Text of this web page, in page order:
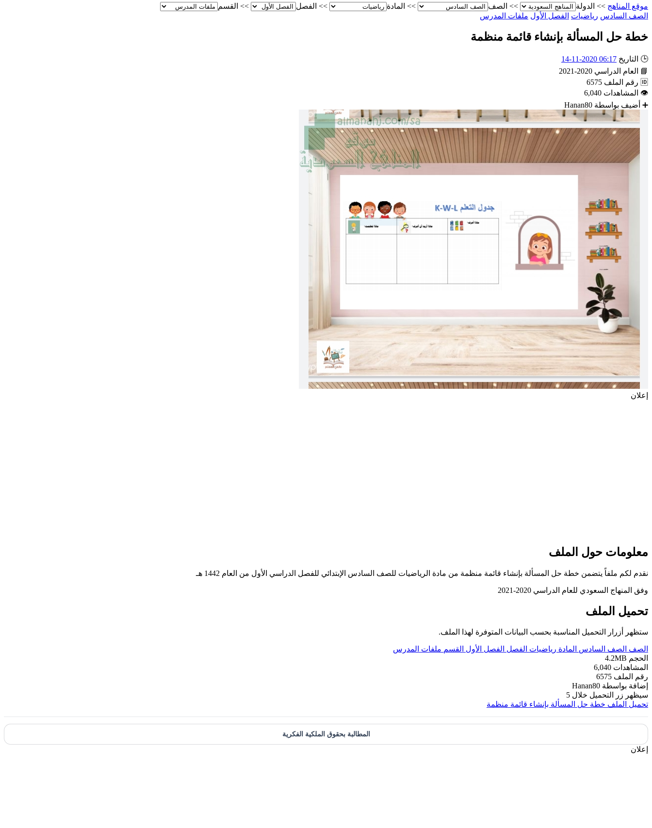
موقع المناهج >> الدولة >> الصف >> المادة >> الفصل >> القسم
الصف السادس رياضيات الفصل الأول ملفات المدرس
خطة حل المسألة بإنشاء قائمة منظمة
🕒 التاريخ 06:17 2020-11-14
📘
العام الدراسي 2020-2021
🆔 رقم الملف 6575
👁 المشاهدات 6,040
➕ أضيف بواسطة Hanan80
إعلان
معلومات حول الملف
نقدم لكم ملفاً يتضمن خطة حل المسألة بإنشاء قائمة منظمة من مادة الرياضيات للصف السادس الإبتدائي للفصل الدراسي الأول من العام 1442 هـ
وفق المنهاج السعودي للعام الدراسي 2020-2021
تحميل الملف
ستظهر أزرار التحميل المناسبة بحسب البيانات المتوفرة لهذا الملف.
الصف الصف السادس المادة رياضيات الفصل الفصل الأول القسم ملفات المدرس
الحجم 4.2MB
المشاهدات 6,040
رقم الملف 6575
إضافة بواسطة Hanan80
سيظهر زر التحميل خلال 5
تحميل الملف خطة حل المسألة بإنشاء قائمة منظمة
المطالبة بحقوق الملكية الفكرية
إعلان